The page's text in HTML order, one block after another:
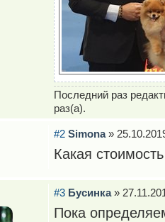
Последний раз
раз(а).
#2 Simona»
Какая
#3 Бусинка»
Пока